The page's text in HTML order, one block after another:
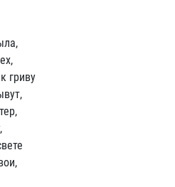
гриву